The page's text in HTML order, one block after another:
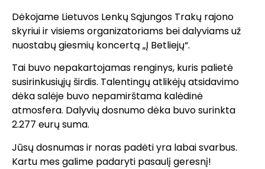
Dėkojame Lietuvos Lenkų Sąjungos Trakų rajono
skyriui ir visiems organizatoriams bei dalyviams už
nuostabų giesmių koncertą „Į Betliejų“.
Tai buvo nepakartojamas renginys, kuris palietė
susirinkusiųjų širdis. Talentingų atlikėjų atsidavimo
dėka salėje buvo nepamirštama kalėdinė
atmosfera. Dalyvių dosnumo dėka buvo surinkta
2.277 eurų suma.
Jūsų dosnumas ir noras padėti yra labai svarbus.
Kartu mes galime padaryti pasaulį geresnį!